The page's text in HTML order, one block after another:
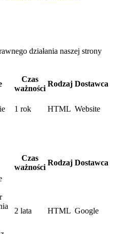
działania naszej strony
Czas
ważności
Rodzaj Dostawca
1 rok HTML Website
Czas
ważności
Rodzaj Dostawca
2 lata HTML Google